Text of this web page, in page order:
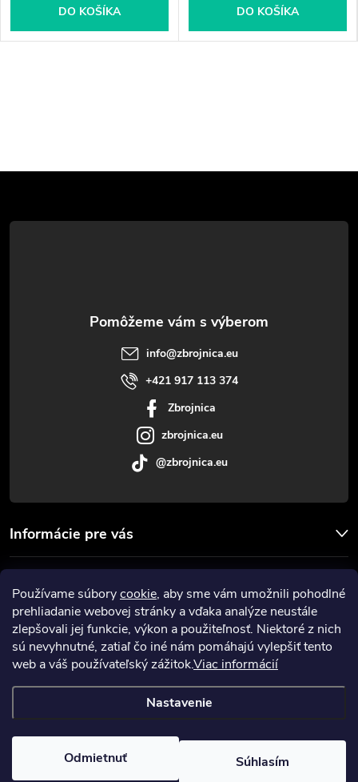
Používame súborycookie, aby sme vám umožnili pohodlné
prehliadanie webovej stránky a vďaka analýze neustále
zlepšovali jej funkcie, výkon a použiteľnosť. Niektoré z nich
sú nevyhnutné, zatiaľ čo iné nám pomáhajú vylepšiť tento
web a váš používateľský zážitok.Viac informácií
Nastavenie
Odmietnuť Súhlasím
DO KOŠÍKA DO KOŠÍKA
á
Informácie pre vás
Prijímame online platby
info@zbrojnica.eu
+421 917 113 374
Zbrojnica
zbrojnica.eu
@zbrojnica.eu
cookies